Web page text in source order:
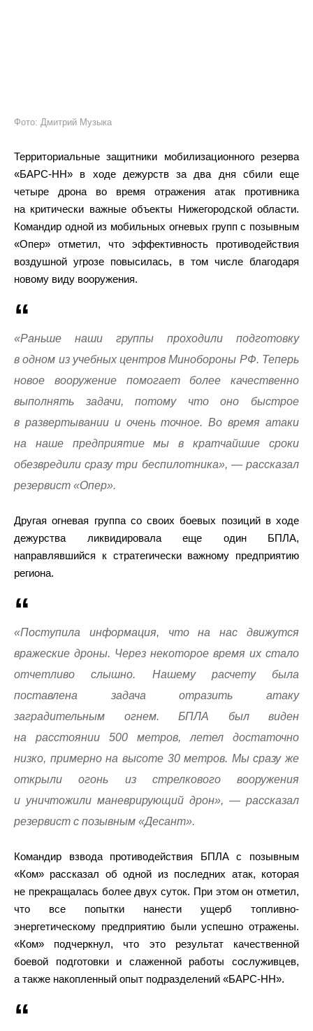
Фото: Дмитрий Музыка
Территориальные защитники мобилизационного резерва
«БАРС-НН» в ходе дежурств за два дня сбили еще
четыре дрона во время отражения атак противника
на критически важные объекты Нижегородской области.
Командир одной из мобильных огневых групп с позывным
«Опер» отметил, что эффективность противодействия
воздушной угрозе повысилась, в том числе благодаря
новому виду вооружения.
«Раньше наши группы проходили подготовку
в одном из учебных центров Минобороны РФ. Теперь
новое вооружение помогает более качественно
выполнять задачи, потому что оно быстрое
в развертывании и очень точное. Во время атаки
на наше предприятие мы в кратчайшие сроки
обезвредили сразу три беспилотника», — рассказал
резервист «Опер».
Другая огневая группа со своих боевых позиций в ходе
дежурства ликвидировала еще один БПЛА,
направлявшийся к стратегически важному предприятию
региона.
«Поступила информация, что на нас движутся
вражеские дроны. Через некоторое время их стало
отчетливо слышно. Нашему расчету была
поставлена задача отразить атаку
заградительным огнем. БПЛА был виден
на расстоянии 500 метров, летел достаточно
низко, примерно на высоте 30 метров. Мы сразу же
открыли огонь из стрелкового вооружения
и уничтожили маневрирующий дрон», — рассказал
резервист с позывным «Десант».
Командир взвода противодействия БПЛА с позывным
«Ком» рассказал об одной из последних атак, которая
не прекращалась более двух суток. При этом он отметил,
что все попытки нанести ущерб топливно-
энергетическому предприятию были успешно отражены.
«Ком» подчеркнул, что это результат качественной
боевой подготовки и слаженной работы сослуживцев,
а также накопленный опыт подразделений «БАРС-НН».